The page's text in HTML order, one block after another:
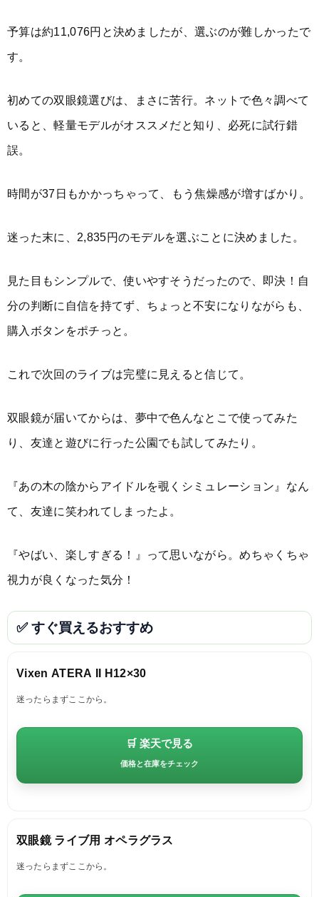
予算は約11,076円と決めましたが、選ぶのが難しかったで
す。
初めての双眼鏡選びは、まさに苦行。ネットで色々調べて
いると、軽量モデルがオススメだと知り、必死に試行錯
誤。
時間が37日もかかっちゃって、もう焦燥感が増すばかり。
迷った末に、2,835円のモデルを選ぶことに決めました。
見た目もシンプルで、使いやすそうだったので、即決！自
分の判断に自信を持てず、ちょっと不安になりながらも、
購入ボタンをポチっと。
これで次回のライブは完璧に見えると信じて。
双眼鏡が届いてからは、夢中で色んなとこで使ってみた
り、友達と遊びに行った公園でも試してみたり。
『あの木の陰からアイドルを覗くシミュレーション』なん
て、友達に笑われてしまったよ。
『やばい、楽しすぎる！』って思いながら。めちゃくちゃ
視力が良くなった気分！
✅ すぐ買えるおすすめ
Vixen ATERA II H12×30
迷ったらまずここから。
🛒 楽天で見る
価格と在庫をチェック
双眼鏡 ライブ用 オペラグラス
迷ったらまずここから。